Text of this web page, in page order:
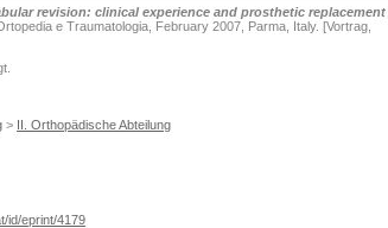
revision: clinical experience and prosthetic replacement
e Traumatologia, February 2007, Parma, Italy. [Vortrag,
> II. Orthopädische Abteilung
id/eprint/4179